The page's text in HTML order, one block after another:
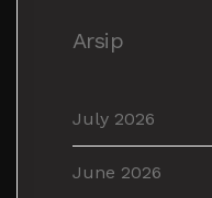
Arsip
July 2026
June 2026